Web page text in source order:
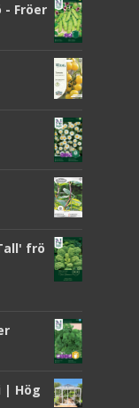
- Fröer
frö
| Hög